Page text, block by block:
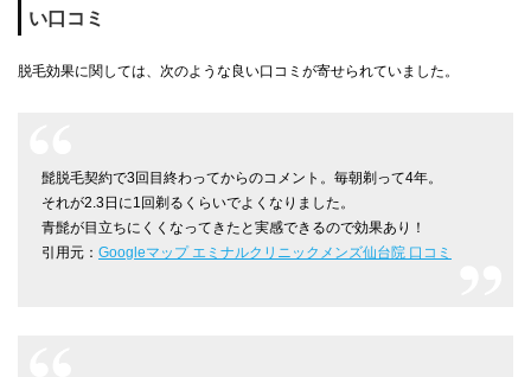
い口コミ
脱毛効果に関しては、次のような良い口コミが寄せられていました。
髭脱毛契約で3回目終わってからのコメント。毎朝剃って4年。
それが2.3日に1回剃るくらいでよくなりました。
青髭が目立ちにくくなってきたと実感できるので効果あり！
引用元： Googleマップ エミナルクリニックメンズ仙台院 口コミ